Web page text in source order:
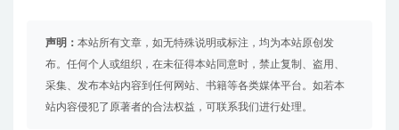
声明： 本站所有文章，如无特殊说明或标注，均为本站原创发
布。任何个人或组织，在未征得本站同意时，禁止复制、盗用、
采集、发布本站内容到任何网站、书籍等各类媒体平台。如若本
站内容侵犯了原著者的合法权益，可联系我们进行处理。